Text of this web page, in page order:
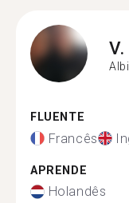
V.
Albi
FLUENTE
Francês
APRENDE
Holandês